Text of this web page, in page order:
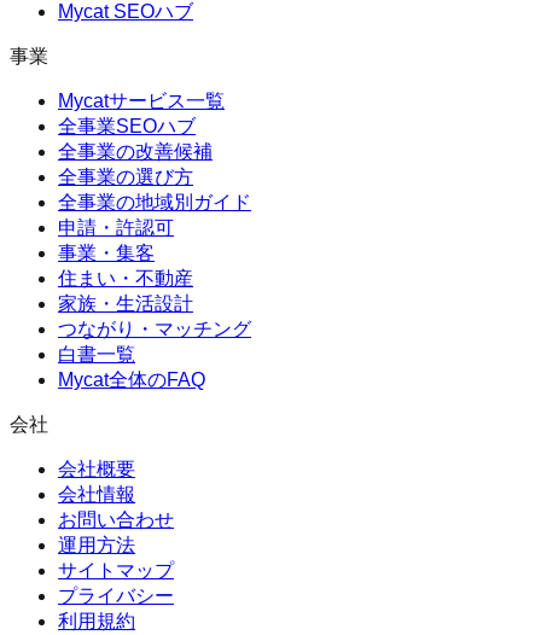
Mycat SEOハブ
事業
Mycatサービス一覧
全事業SEOハブ
全事業の改善候補
全事業の選び方
全事業の地域別ガイド
申請・許認可
事業・集客
住まい・不動産
家族・生活設計
つながり・マッチング
白書一覧
Mycat全体のFAQ
会社
会社概要
会社情報
お問い合わせ
運用方法
サイトマップ
プライバシー
利用規約